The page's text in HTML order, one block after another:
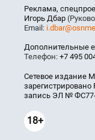
Реклама,
Игорь Дбар
Email:
Дополнительные
Телефон: +7 495
Сетевое издание
запись ЭЛ №
18+